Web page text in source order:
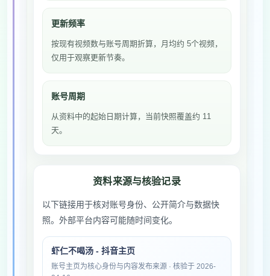
更新频率
按现有视频数与账号周期折算，月均约 5个视频，
仅用于观察更新节奏。
账号周期
从资料中的起始日期计算，当前快照覆盖约 11
天。
资料来源与核验记录
以下链接用于核对账号身份、公开简介与数据快
照。外部平台内容可能随时间变化。
虾仁不喝汤 - 抖音主页
账号主页为核心身份与内容发布来源 · 核验于 2026-